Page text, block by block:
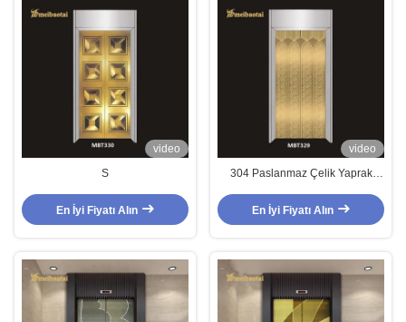
video
S
En İyi Fiyatı Alın
video
304 Paslanmaz Çelik Yaprak
2.0mm Kalınlığı
En İyi Fiyatı Alın